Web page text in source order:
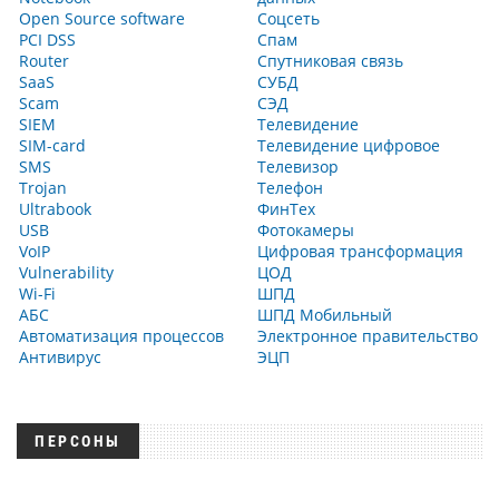
Open Source software
PCI DSS
Router
SaaS
Scam
SIEM
SIM-card
SMS
Trojan
Ultrabook
USB
VoIP
Vulnerability
Wi-Fi
АБС
Автоматизация процессов
Антивирус
Соцсеть
Спам
Спутниковая связь
СУБД
СЭД
Телевидение
Телевидение цифровое
Телевизор
Телефон
ФинТех
Фотокамеры
Цифровая трансформация
ЦОД
ШПД
ШПД Мобильный
Электронное правительство
ЭЦП
ПЕРСОНЫ